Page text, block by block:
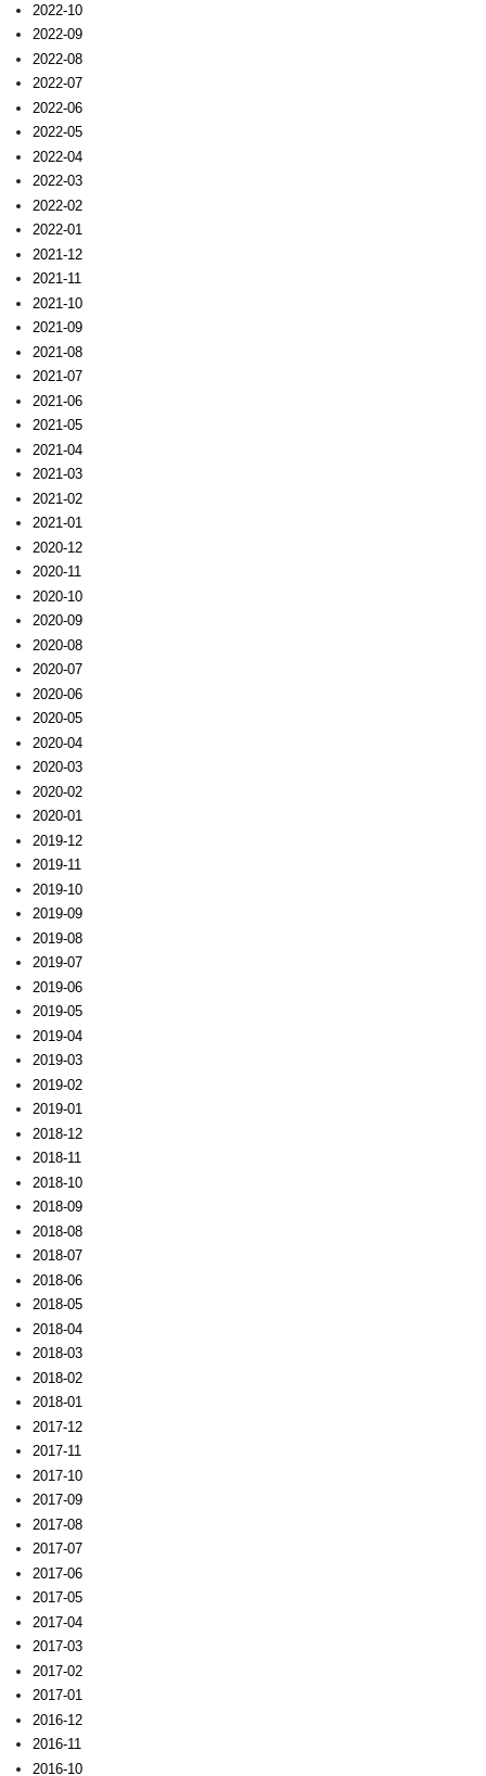
2022-10
2022-09
2022-08
2022-07
2022-06
2022-05
2022-04
2022-03
2022-02
2022-01
2021-12
2021-11
2021-10
2021-09
2021-08
2021-07
2021-06
2021-05
2021-04
2021-03
2021-02
2021-01
2020-12
2020-11
2020-10
2020-09
2020-08
2020-07
2020-06
2020-05
2020-04
2020-03
2020-02
2020-01
2019-12
2019-11
2019-10
2019-09
2019-08
2019-07
2019-06
2019-05
2019-04
2019-03
2019-02
2019-01
2018-12
2018-11
2018-10
2018-09
2018-08
2018-07
2018-06
2018-05
2018-04
2018-03
2018-02
2018-01
2017-12
2017-11
2017-10
2017-09
2017-08
2017-07
2017-06
2017-05
2017-04
2017-03
2017-02
2017-01
2016-12
2016-11
2016-10